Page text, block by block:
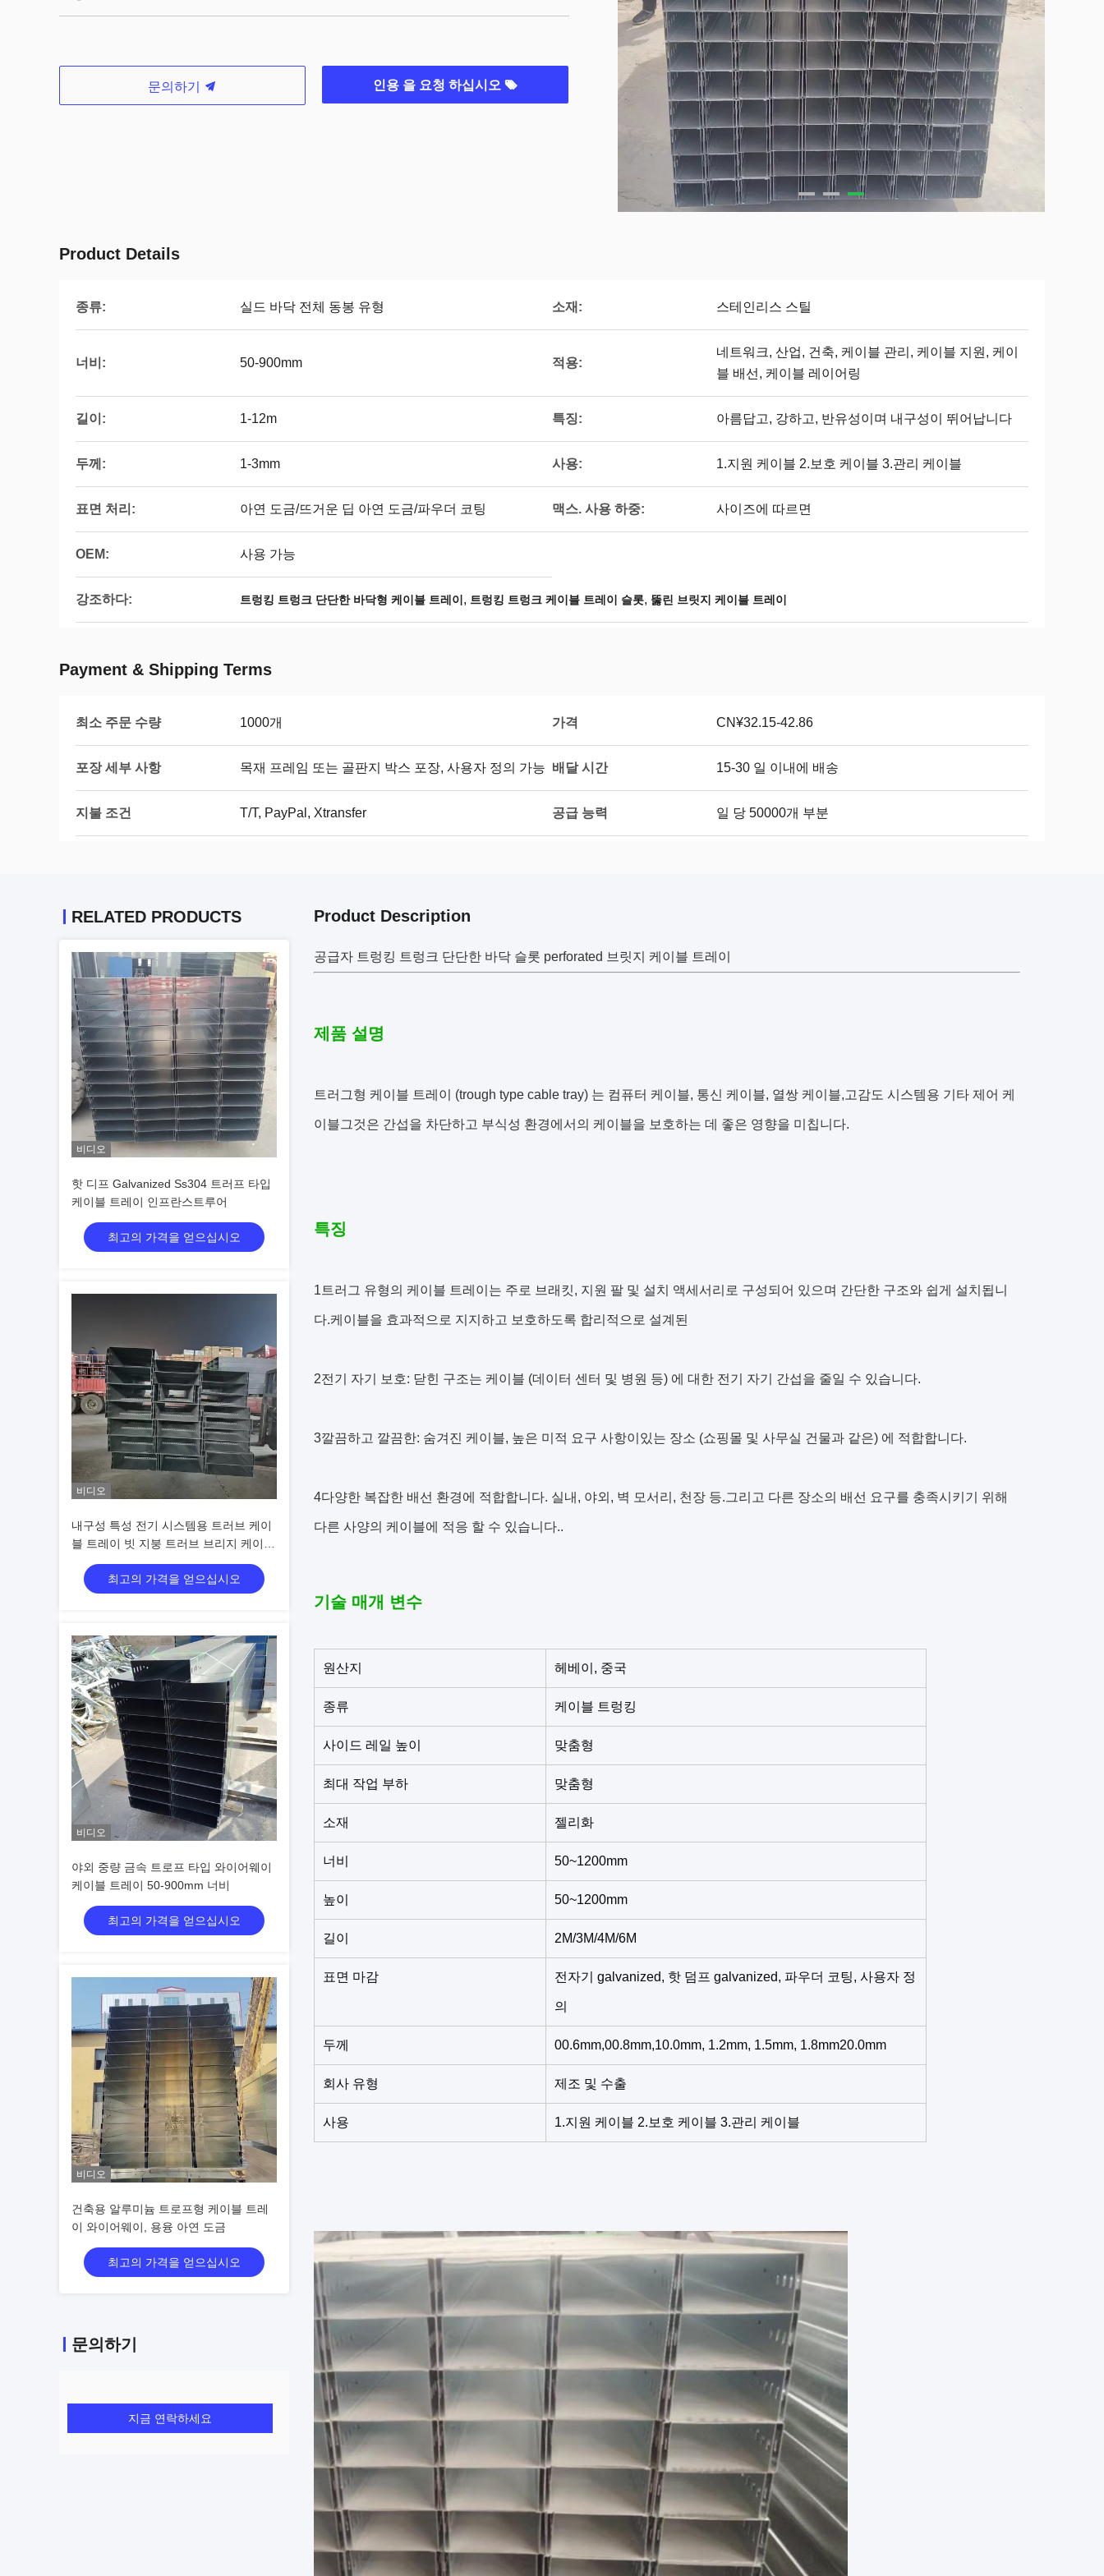
문의하기 인용 을 요청 하십시오
Product Details
종류: 실드 바닥 전체 동봉 유형 소재: 스테인리스 스틸
너비: 50-900mm 적용:
네트워크, 산업, 건축, 케이블 관리, 케이블 지원, 케이
블 배선, 케이블 레이어링
길이: 1-12m 특징: 아름답고, 강하고, 반유성이며 내구성이 뛰어납니다
두께: 1-3mm 사용: 1.지원 케이블 2.보호 케이블 3.관리 케이블
표면 처리: 아연 도금/뜨거운 딥 아연 도금/파우더 코팅 맥스. 사용 하중: 사이즈에 따르면
OEM: 사용 가능
강조하다: 트렁킹 트렁크 단단한 바닥형 케이블 트레이 , 트렁킹 트렁크 케이블 트레이 슬롯, 뚫린 브릿지 케이블 트레이
Payment & Shipping Terms
최소 주문 수량 1000개 가격 CN¥32.15-42.86
포장 세부 사항 목재 프레임 또는 골판지 박스 포장, 사용자 정의 가능 배달 시간 15-30 일 이내에 배송
지불 조건 T/T, PayPal, Xtransfer 공급 능력 일 당 50000개 부분
RELATED PRODUCTS
비디오
핫 디프 Galvanized Ss304 트러프 타입
케이블 트레이 인프란스트루어
최고의 가격을 얻으십시오
비디오
내구성 특성 전기 시스템용 트러브 케이
블 트레이 빗 지붕 트러브 브리지 케이블
트레이
최고의 가격을 얻으십시오
비디오
야외 중량 금속 트로프 타입 와이어웨이
케이블 트레이 50-900mm 너비
최고의 가격을 얻으십시오
비디오
건축용 알루미늄 트로프형 케이블 트레
이 와이어웨이, 용융 아연 도금
최고의 가격을 얻으십시오
문의하기
지금 연락하세요
Product Description
공급자 트렁킹 트렁크 단단한 바닥 슬롯 perforated 브릿지 케이블 트레이
제품 설명
트러그형 케이블 트레이 (trough type cable tray) 는 컴퓨터 케이블, 통신 케이블, 열쌍 케이블,고감도 시스템용 기타 제어 케
이블그것은 간섭을 차단하고 부식성 환경에서의 케이블을 보호하는 데 좋은 영향을 미칩니다.
특징
1트러그 유형의 케이블 트레이는 주로 브래킷, 지원 팔 및 설치 액세서리로 구성되어 있으며 간단한 구조와 쉽게 설치됩니
다.케이블을 효과적으로 지지하고 보호하도록 합리적으로 설계된
2전기 자기 보호: 닫힌 구조는 케이블 (데이터 센터 및 병원 등) 에 대한 전기 자기 간섭을 줄일 수 있습니다.
3깔끔하고 깔끔한: 숨겨진 케이블, 높은 미적 요구 사항이있는 장소 (쇼핑몰 및 사무실 건물과 같은) 에 적합합니다.
4다양한 복잡한 배선 환경에 적합합니다. 실내, 야외, 벽 모서리, 천장 등.그리고 다른 장소의 배선 요구를 충족시키기 위해
다른 사양의 케이블에 적응 할 수 있습니다..
기술 매개 변수
원산지 헤베이, 중국
종류 케이블 트렁킹
사이드 레일 높이 맞춤형
최대 작업 부하 맞춤형
소재 젤리화
너비 50~1200mm
높이 50~1200mm
길이 2M/3M/4M/6M
표면 마감 전자기 galvanized, 핫 덤프 galvanized, 파우더 코팅, 사용자 정
의
두께 00.6mm,00.8mm,10.0mm, 1.2mm, 1.5mm, 1.8mm20.0mm
회사 유형 제조 및 수출
사용 1.지원 케이블 2.보호 케이블 3.관리 케이블